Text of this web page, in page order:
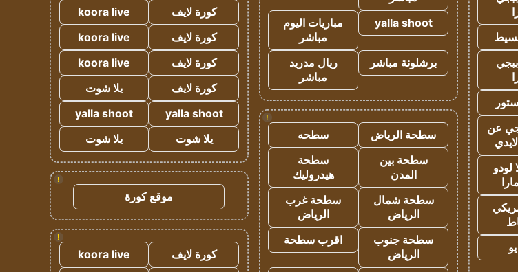
عن
لودو
yalla shoot
مباريات اليوم
مباشر
برشلونة مباشر
ريال مدريد
مباشر
!
سطحة الرياض
سطحه
سطحة بين
المدن
سطحة
هيدروليك
سطحة شمال
الرياض
سطحة غرب
الرياض
سطحة جنوب
الرياض
اقرب سطحة
كورة لايف
koora live
كورة لايف
koora live
كورة لايف
koora live
كورة لايف
يلا شوت
yalla shoot
yalla shoot
يلا شوت
يلا شوت
!
موقع كورة
!
كورة لايف
koora live